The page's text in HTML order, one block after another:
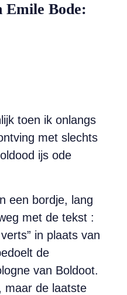
Emile Bode:
toen ik onlangs
met slechts
ijs ode
een bordje, lang
met de tekst :
in plaats van
de
van Boldoot.
maar de laatste